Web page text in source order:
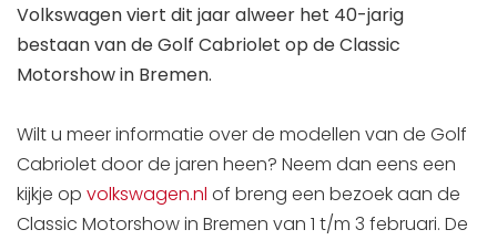
Volkswagen viert dit jaar alweer het 40-jarig
bestaan van de Golf Cabriolet op de Classic
Motorshow in Bremen.
Wilt u meer informatie over de modellen van de Golf
Cabriolet door de jaren heen? Neem dan eens een
kijkje op volkswagen.nl of breng een bezoek aan de
Classic Motorshow in Bremen van 1 t/m 3 februari. De